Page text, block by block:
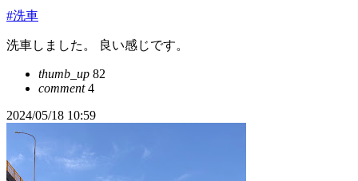
#洗車
洗車しました。 良い感じです。
thumb_up 82
comment4
2024/05/18 10:59